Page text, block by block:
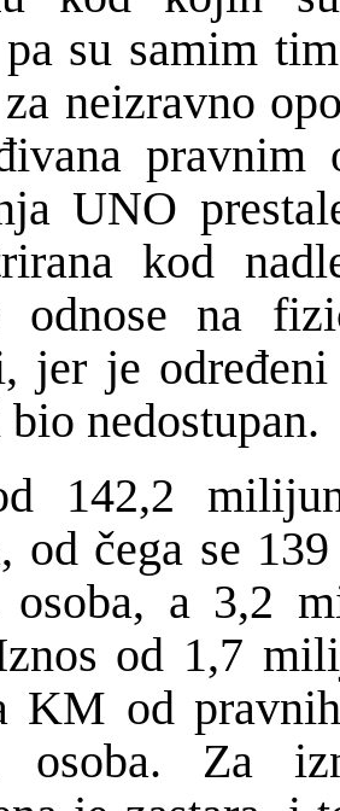
su samim
neizravno
pravnim
UNO
kod
odnose na
jer je
nedostupan.
142,2
od čega se
osoba, a 3,2
od 1,7
KM od
osoba. Za